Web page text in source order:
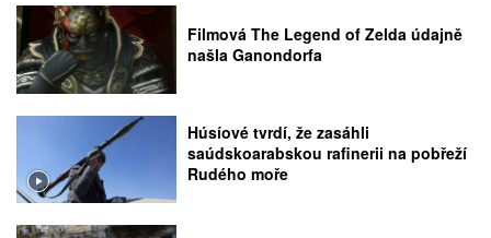
Filmová The Legend of Zelda údajně
našla Ganondorfa
Húsíové tvrdí, že zasáhli
saúdskoarabskou rafinerii na pobřeží
Rudého moře